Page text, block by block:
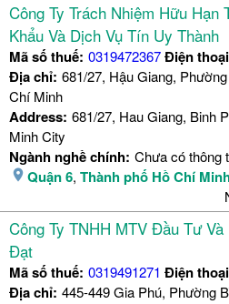
Công Ty Trách Nhiệm Hữu Hạn
Khẩu Và Dịch Vụ Tín Uy Thành
Mã số thuế: 0319472367Điện
Địa chỉ: 681/27, Hậu Giang,
Chí Minh
Address: 681/27, Hau Giang, Binh
Minh City
Ngành nghề chính: Chưa có thông
Quận 6, Thành phố Hồ Chí
Công Ty TNHH MTV Đầu Tư
Đạt
Mã số thuế: 0319491271 Điện
Địa chỉ: 445-449 Gia Phú, Phường